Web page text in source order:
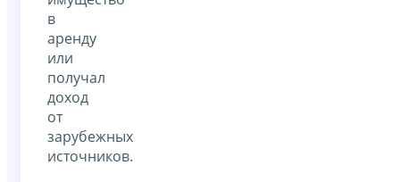
в
аренду
или
получал
доход
от
зарубежных
источников.